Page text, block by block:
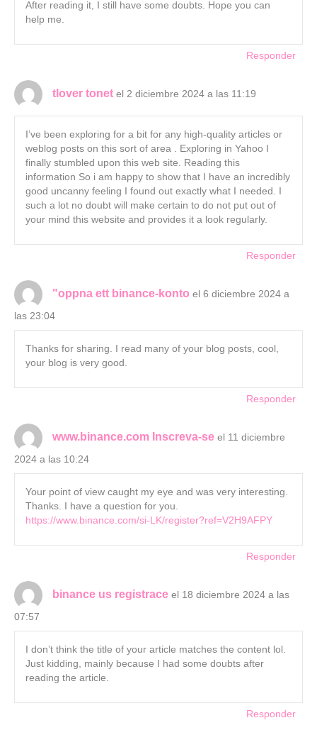
After reading it, I still have some doubts. Hope you can
help me.
Responder
tlover tonet el 2 diciembre 2024 a las 11:19
I’ve been exploring for a bit for any high-quality articles or
weblog posts on this sort of area . Exploring in Yahoo I
finally stumbled upon this web site. Reading this
information So i am happy to show that I have an incredibly
good uncanny feeling I found out exactly what I needed. I
such a lot no doubt will make certain to do not put out of
your mind this website and provides it a look regularly.
Responder
"oppna ett binance-konto el 6 diciembre 2024 a
las 23:04
Thanks for sharing. I read many of your blog posts, cool,
your blog is very good.
Responder
www.binance.com Inscreva-se el 11 diciembre
2024 a las 10:24
Your point of view caught my eye and was very interesting.
Thanks. I have a question for you.
https://www.binance.com/si-LK/register?ref=V2H9AFPY
Responder
binance us registrace el 18 diciembre 2024 a las
07:57
I don’t think the title of your article matches the content lol.
Just kidding, mainly because I had some doubts after
reading the article.
Responder